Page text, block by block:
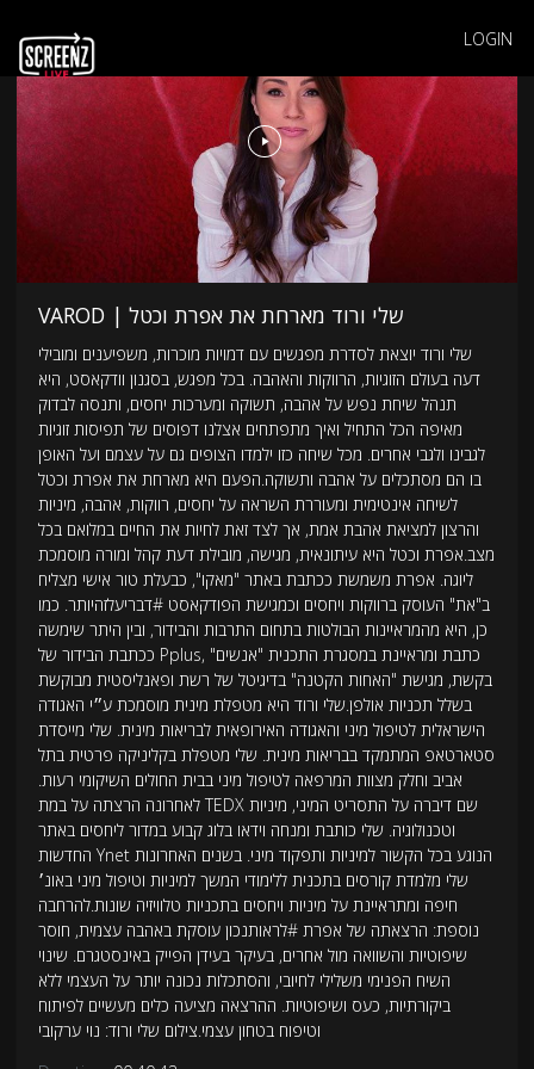
LOGIN
VAROD | שלי ורוד מארחת את אפרת וכטל
שלי ורוד יוצאת לסדרת מפגשים עם דמויות מוכרות, משפיענים ומובילי
דעה בעולם הזוגיות, הרווקות והאהבה. בכל מפגש, בסגנון וודקאסט, היא
תנהל שיחת נפש על אהבה, תשוקה ומערכות יחסים, ותנסה לבדוק
מאיפה הכל התחיל ואיך מתפתחים אצלנו דפוסים של תפיסות זוגיות
לגבינו ולגבי אחרים. מכל שיחה כזו ילמדו הצופים גם על עצמם ועל האופן
בו הם מסתכלים על אהבה ותשוקה.הפעם היא מארחת את אפרת וכטל
לשיחה אינטימית ומעוררת השראה על יחסים, רווקות, אהבה, מיניות
והרצון למציאת אהבת אמת, אך לצד זאת לחיות את החיים במלואם בכל
מצב.אפרת וכטל היא עיתונאית, מגישה, מובילת דעת קהל ומורה מוסמכת
ליוגה. אפרת משמשת ככתבת באתר "מאקו", כבעלת טור אישי מצליח
ב"את" העוסק ברווקות ויחסים וכמגישת הפודקאסט #דבריעלזהיותר. כמו
כן, היא מהמראיינות הבולטות בתחום התרבות והבידור, ובין היתר שימשה
ככתבת הבידור של Pplus, כתבת ומראיינת במסגרת התכנית "אנשים"
בקשת, מגישת "האחות הקטנה" בדיגיטל של רשת ופאנליסטית מבוקשת
בשלל תכניות אולפן.שלי ורוד היא מטפלת מינית מוסמכת ע״י האגודה
הישראלית לטיפול מיני והאגודה האירופאית לבריאות מינית. שלי מייסדת
סטארטאפ המתמקד בבריאות מינית. שלי מטפלת בקליניקה פרטית בתל
אביב וחלק מצוות המרפאה לטיפול מיני בבית החולים השיקומי רעות.
לאחרונה הרצתה על במת TEDX שם דיברה על התסריט המיני, מיניות
וטכנולוגיה. שלי כותבת ומנחה וידאו בלוג קבוע במדור ליחסים באתר
החדשות Ynet הנוגע בכל הקשור למיניות ותפקוד מיני. בשנים האחרונות
שלי מלמדת קורסים בתכנית ללימודי המשך למיניות וטיפול מיני באונ׳
חיפה ומתראיינת על מיניות ויחסים בתכניות טלוויזיה שונות.להרחבה
נוספת: הרצאתה של אפרת #לראותנכון עוסקת באהבה עצמית, חוסר
שיפוטיות והשוואה מול אחרים, בעיקר בעידן הפייק באינסטגרם. שינוי
השיח הפנימי משלילי לחיובי, והסתכלות נכונה יותר על העצמי ללא
ביקורתיות, כעס ושיפוטיות. ההרצאה מציעה כלים מעשיים לפיתוח
וטיפוח בטחון עצמי.צילום שלי ורוד: נוי ערקובי